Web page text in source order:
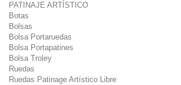
PATINAJE ARTÍSTICO
Botas
Bolsas
Bolsa Portaruedas
Bolsa Portapatines
Bolsa Troley
Ruedas
Ruedas Patinage Artístico Libre